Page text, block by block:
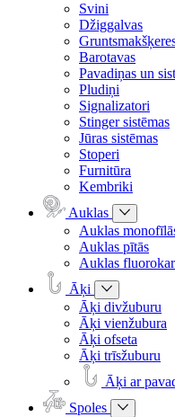
Svini
Džiggalvas
Barotavas
Pavadiņas un
Pludiņi
Signalizatori
Stinger sistēmas
Jūras sistēmas
Stoperi
Furnitūra
Kembriki
Auklas
Auklas
Auklas pītās
Auklas
Āķi
Āķi divžuburu
Āķi vienžubura
Āķi ofseta
Āķi trīsžuburu
Āķi ar
Spoles